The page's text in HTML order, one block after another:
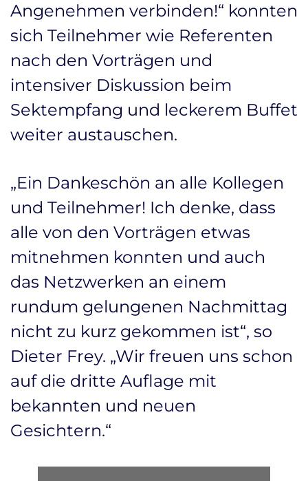
Angenehmen verbinden!“ konnten
sich Teilnehmer wie Referenten
nach den Vorträgen und
intensiver Diskussion beim
Sektempfang und leckerem Buffet
weiter austauschen.
„Ein Dankeschön an alle Kollegen
und Teilnehmer! Ich denke, dass
alle von den Vorträgen etwas
mitnehmen konnten und auch
das Netzwerken an einem
rundum gelungenen Nachmittag
nicht zu kurz gekommen ist“, so
Dieter Frey. „Wir freuen uns schon
auf die dritte Auflage mit
bekannten und neuen
Gesichtern.“